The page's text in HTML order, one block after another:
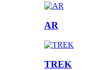
AR
TREK